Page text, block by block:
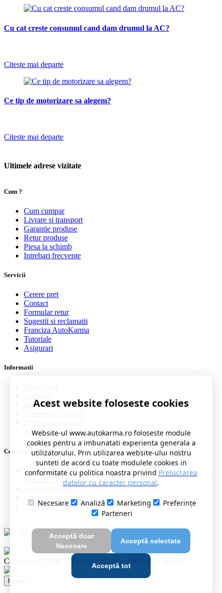
Cu cat creste consumul cand dam drumul la AC?
Citeste mai departe
Ce tip de motorizare sa alegem?
Citeste mai departe
Ultimele adrese vizitate
Cum ?
Cum cumpar
Livrare si transport
Garantie produse
Retur produse
Piesa la schimb
Intrebari frecvente
Servicii
Cerere pret
Contact
Formular retur
Sugestii si reclamatii
Franciza AutoKarma
Tutoriale
Asigurari
Informatii
Blog auto
A.N.P.C. 0219551
Contul meu
Contul meu
Masinile mele
Istoric comenzi
Istoric cereri
Wishlist
Copyright © 1996 - 2024 AutoKarma - piese auto import
Acest website foloseste cookies
Website-ul www.autokarma.ro foloseste module
cookies pentru a imbunatati experienta generala a
utilizatorului. Prin utilizarea website-ului nostru
sunteti de acord cu toate modulele cookies in
conformitate cu politica noastra privind Prelucrarea
datelor cu caracter personal.
Necesare Analiză Marketing
Preferințe
Parteneri
Acceptă doar
Necesare
Acceptă selectate
Acceptă tot